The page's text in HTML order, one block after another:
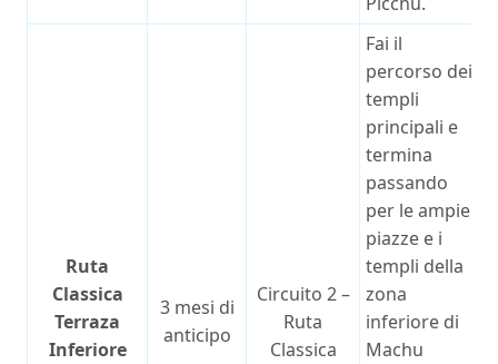
Ruta
Classica
Terraza
Inferiore
3 mesi di
anticipo
Circuito 2 –
Ruta
Classica
Fai il
percorso dei
templi
principali e
termina
passando
per le ampie
piazze e i
templi della
zona
inferiore di
Machu